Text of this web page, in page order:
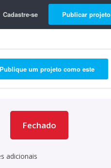
Cadastre-se Publicar projeto
Publique um projeto como este
Fechado
adicionais